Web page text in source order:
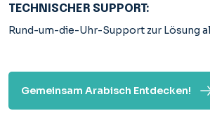
TECHNISCHER SUPPORT:
Rund-um-die-Uhr-Support zur Lösung
Gemeinsam Arabisch Entdecken!